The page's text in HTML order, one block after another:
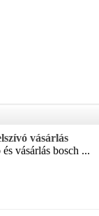
vásárlás
vásárlás bosch ...